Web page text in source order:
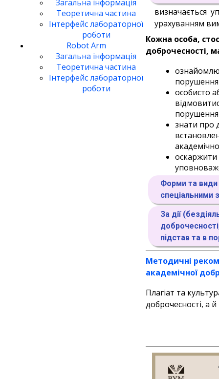
Загальна інформація
Теоретична частина
Інтерфейс лабораторної
роботи
Robot Arm
Загальна інформація
Теоретична частина
Інтерфейс лабораторної
роботи
визначається
урахуванням
Кожна особа,
доброчесності,
порушення
особисто
порушення
знати про
оскаржити
Форми та види
спеціальними
За дії
підстав та в
Методичні
академічної
Плагіат та
доброчесності, а